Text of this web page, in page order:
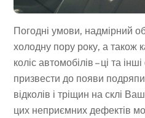
Погодні умови, надмірний
холодну пору року, а також
коліс автомобілів – ці та
призвести до появи
відколів і тріщин на склі
цих неприємних дефектів